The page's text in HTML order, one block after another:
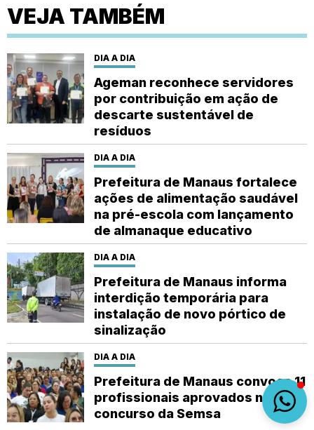
VEJA TAMBÉM
DIA A DIA
Ageman reconhece servidores
por contribuição em ação de
descarte sustentável de
resíduos
DIA A DIA
Prefeitura de Manaus fortalece
ações de alimentação saudável
na pré-escola com lançamento
de almanaque educativo
DIA A DIA
Prefeitura de Manaus informa
interdição temporária para
instalação de novo pórtico de
sinalização
DIA A DIA
Prefeitura de Manaus convoca 11
profissionais aprovados no
concurso da Semsa